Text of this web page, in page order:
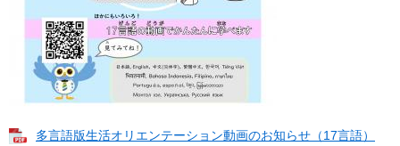
多言語版生活オリエンテーション動画のお知らせ（17言語）